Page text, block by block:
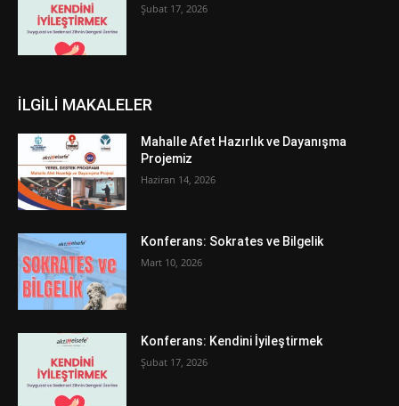
Şubat 17, 2026
İLGİLİ MAKALELER
Mahalle Afet Hazırlık ve Dayanışma
Projemiz
Haziran 14, 2026
Konferans: Sokrates ve Bilgelik
Mart 10, 2026
Konferans: Kendini İyileştirmek
Şubat 17, 2026